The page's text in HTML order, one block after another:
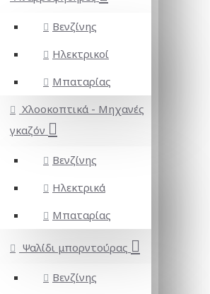
Βενζίνης
Ηλεκτρικοί
Μπαταρίας
Χλοοκοπτικά - Μηχανές
γκαζόν
Βενζίνης
Ηλεκτρικά
Μπαταρίας
Ψαλίδι μπορντούρας
Βενζίνης